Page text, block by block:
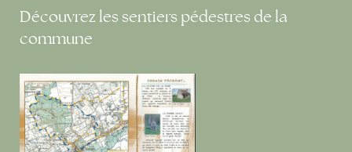
Découvrez les sentiers pédestres de la
commune